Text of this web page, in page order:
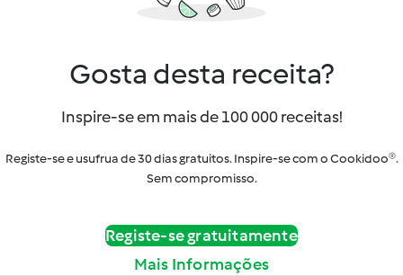
Gosta desta receita?
Inspire-se em mais de 100 000 receitas!
Registe-se e usufrua de 30 dias gratuitos. Inspire-se com o Cookidoo®.
Sem compromisso.
Registe-se gratuitamente
Mais Informações